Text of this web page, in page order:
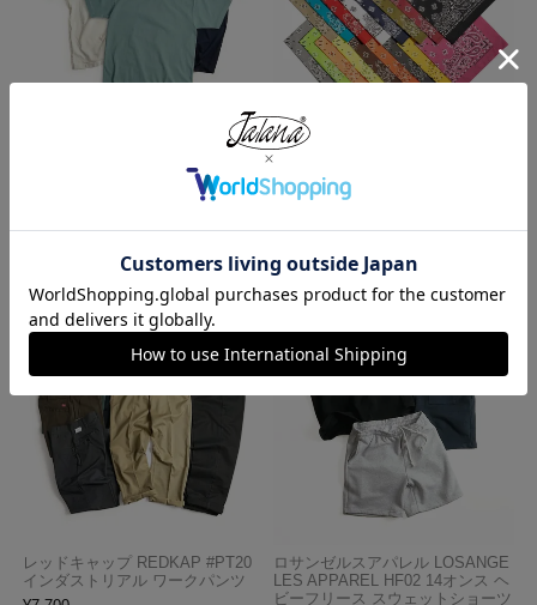
ロサンゼルスアパレル LOSANGE
LES APPAREL 1203GD 8.5オンス
半袖 バインディング ガーメント
ハバハンク HAV-A-HANK バンダ
ナ アメリカ製 トラディショナル
PANY
レッドキャップ REDKAP #PT20
インダストリアル ワークパンツ
ロサンゼルスアパレル LOSANGE
LES APPAREL HF02 14オンス ヘ
ビーフリース スウェットショーツ